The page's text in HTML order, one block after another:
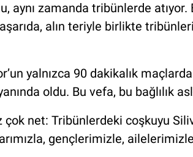
aynı zamanda tribünlerde atıyor.
alın teriyle birlikte
yalnızca 90 dakikalık
oldu. Bu vefa, bu bağlılık
net: Tribünlerdeki coşkuyu
gençlerimizle,